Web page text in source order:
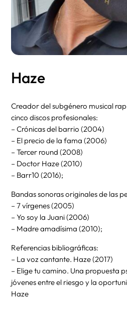
Haze
Creador del subgénero musical
cinco discos profesionales:
– Crónicas del barrio (2004)
– El precio de la fama (2006)
– Tercer round (2008)
– Doctor Haze (2010)
– Barr10 (2016);
Bandas sonoras originales de las
– 7 vírgenes (2005)
– Yo soy la Juani (2006)
– Madre amadísima (2010);
Referencias bibliográficas:
– La voz cantante. Haze (2017)
– Elige tu camino. Una propuesta
jóvenes entre el riesgo y la
Haze